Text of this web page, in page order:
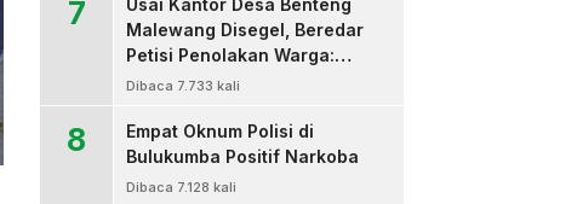
7
Usai Kantor Desa Benteng
Malewang Disegel, Beredar
Petisi Penolakan Warga:
Sekretaris Hingga BPD Turut
Dibaca 7.733 kali
8
Empat Oknum Polisi di
Bulukumba Positif Narkoba
Dibaca 7.128 kali